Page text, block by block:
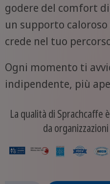
godere del comfort
un supporto
crede nel tuo
Ogni momento ti
indipendente, più
La qualità di Sprachcaffe
da